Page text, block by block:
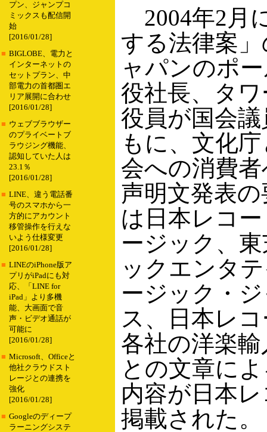
プン、ジャンプコ
ミックスも配信開
始
[2016/01/28]
■ BIGLOBE、電力と
インターネットの
セットプラン、中
部電力の首都圏エ
リア展開に合わせ
[2016/01/28]
■ ウェブブラウザー
のプライベートブ
ラウジング機能、
認知していた人は
23.1％
[2016/01/28]
■ LINE、違う電話番
号のスマホから一
方的にアカウント
移管操作を行えな
いよう仕様変更
[2016/01/28]
■ LINEのiPhone版ア
プリがiPadにも対
応、「LINE for
iPad」より多機
能、大画面で音
声・ビデオ通話が
可能に
[2016/01/28]
■ Microsoft、Officeと
他社クラウドスト
レージとの連携を
強化
[2016/01/28]
■ Googleのディープ
ラーニングシステ
2004年2月
する法律案
ャパンのポ
役社長、タ
役員が国会
もに、文化
会への消費
声明文発表
は日本レコ
ージック、
ックエンタ
ージック・
ス、日本レ
各社の洋楽
との文章に
内容が日本
掲載された。